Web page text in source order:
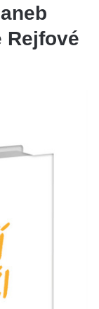
Rejfové